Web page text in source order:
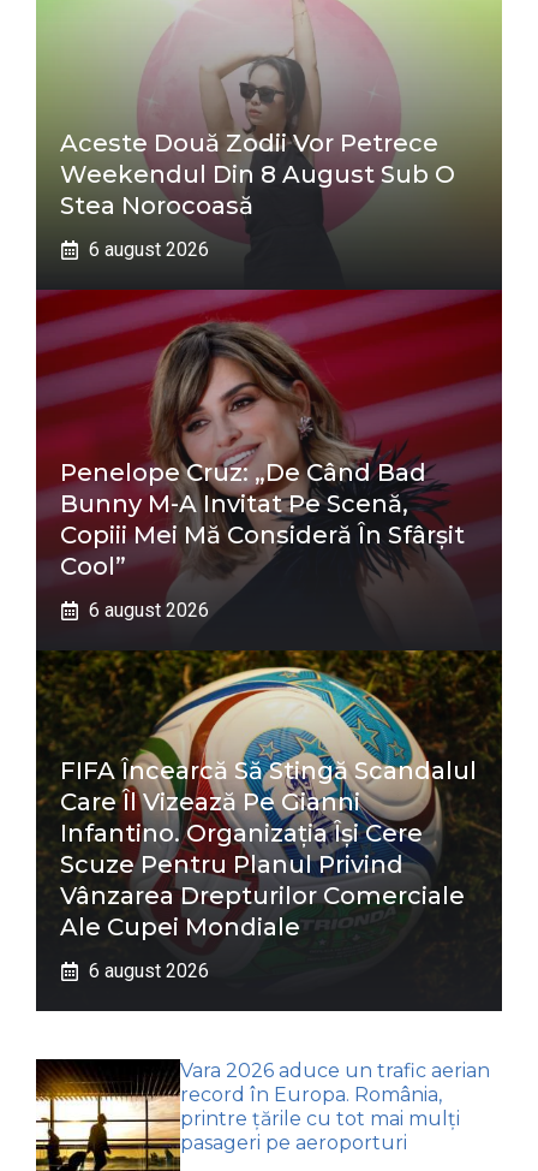
Aceste Două Zodii Vor Petrece
Weekendul Din 8 August Sub O
Stea Norocoasă
6 august 2026
Penelope Cruz: „De Când Bad
Bunny M-A Invitat Pe Scenă,
Copiii Mei Mă Consideră În Sfârșit
Cool”
6 august 2026
FIFA Încearcă Să Stingă Scandalul
Care Îl Vizează Pe Gianni
Infantino. Organizația Își Cere
Scuze Pentru Planul Privind
Vânzarea Drepturilor Comerciale
Ale Cupei Mondiale
6 august 2026
Vara 2026 aduce un trafic aerian
record în Europa. România,
printre țările cu tot mai mulți
pasageri pe aeroporturi